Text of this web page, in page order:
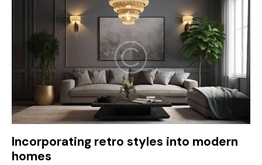
Incorporating retro styles into modern
homes